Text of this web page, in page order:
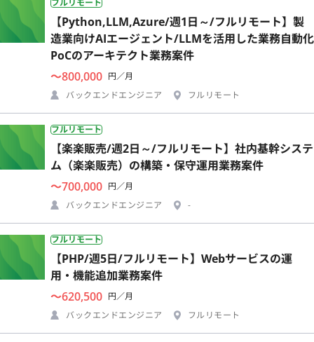
【Python,LLM,Azure/週1日～/フルリモート】製
造業向けAIエージェント/LLMを活用した業務自動化
PoCのアーキテクト業務案件
〜800,000 円／月
バックエンドエンジニア
フルリモート
フルリモート
【楽楽販売/週2日～/フルリモート】社内基幹システ
ム（楽楽販売）の構築・保守運用業務案件
〜700,000 円／月
バックエンドエンジニア
-
フルリモート
【PHP/週5日/フルリモート】Webサービスの運
用・機能追加業務案件
〜620,500 円／月
バックエンドエンジニア
フルリモート